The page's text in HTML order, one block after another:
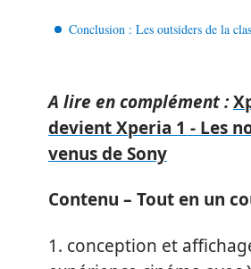
Conclusion : Les outsiders de la
A lire en complément :
devient Xperia 1 - Les
venus de Sony
Contenu – Tout en un
1. conception et